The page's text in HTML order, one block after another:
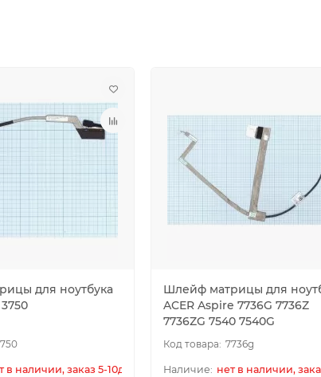
для ноутбука
в наличии, заказ 5-10дн.
Шлейф матрицы для
ACER Aspire 7736G 7736Z
7736ZG 7540 7540G
7736g
нет в наличии,